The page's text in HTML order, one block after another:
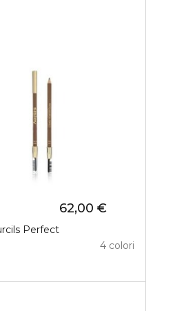
Perfect
62,00 €
4 colori